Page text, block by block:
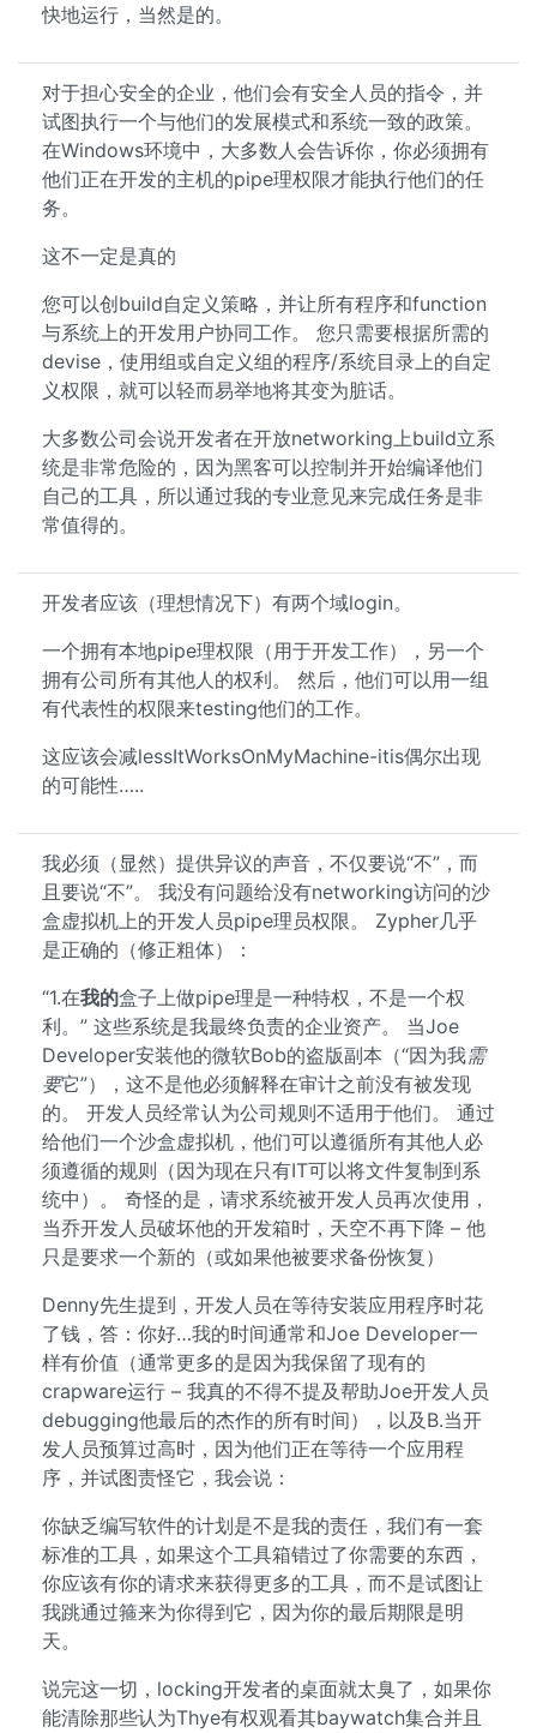
快地运行，当然是的。
对于担心安全的企业，他们会有安全人员的指令，并
试图执行一个与他们的发展模式和系统一致的政策。
在Windows环境中，大多数人会告诉你，你必须拥有
他们正在开发的主机的pipe理权限才能执行他们的任
务。
这不一定是真的
您可以创build自定义策略，并让所有程序和function
与系统上的开发用户协同工作。 您只需要根据所需的
devise，使用组或自定义组的程序/系统目录上的自定
义权限，就可以轻而易举地将其变为脏话。
大多数公司会说开发者在开放networking上build立系
统是非常危险的，因为黑客可以控制并开始编译他们
自己的工具，所以通过我的专业意见来完成任务是非
常值得的。
开发者应该（理想情况下）有两个域login。
一个拥有本地pipe理权限（用于开发工作），另一个
拥有公司所有其他人的权利。 然后，他们可以用一组
有代表性的权限来testing他们的工作。
这应该会减lessItWorksOnMyMachine-itis偶尔出现
的可能性…..
我必须（显然）提供异议的声音，不仅要说“不”，而
且要说“不”。 我没有问题给没有networking访问的沙
盒虚拟机上的开发人员pipe理员权限。 Zypher几乎
是正确的（修正粗体）：
“1.在我的盒子上做pipe理是一种特权，不是一个权
利。” 这些系统是我最终负责的企业资产。 当Joe
Developer安装他的微软Bob的盗版副本（“因为我需
要它”），这不是他必须解释在审计之前没有被发现
的。 开发人员经常认为公司规则不适用于他们。 通过
给他们一个沙盒虚拟机，他们可以遵循所有其他人必
须遵循的规则（因为现在只有IT可以将文件复制到系
统中）。 奇怪的是，请求系统被开发人员再次使用，
当乔开发人员破坏他的开发箱时，天空不再下降 – 他
只是要求一个新的（或如果他被要求备份恢复）
Denny先生提到，开发人员在等待安装应用程序时花
了钱，答：你好…我的时间通常和Joe Developer一
样有价值（通常更多的是因为我保留了现有的
crapware运行 – 我真的不得不提及帮助Joe开发人员
debugging他最后的杰作的所有时间），以及B.当开
发人员预算过高时，因为他们正在等待一个应用程
序，并试图责怪它，我会说：
你缺乏编写软件的计划是不是我的责任，我们有一套
标准的工具，如果这个工具箱错过了你需要的东西，
你应该有你的请求来获得更多的工具，而不是试图让
我跳通过箍来为你得到它，因为你的最后期限是明
天。
说完这一切，locking开发者的桌面就太臭了，如果你
能清除那些认为Thye有权观看其baywatch集合并且